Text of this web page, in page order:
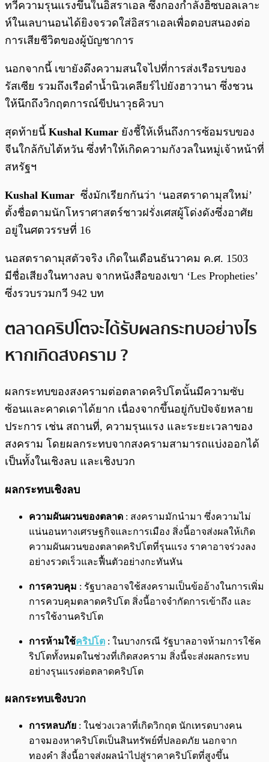
ทวีความรุนแรงขึ้นในอิสราเอล ซึ่งกองกำลังฮิซบอลเลาะ
ห์ในเลบานอนได้ยิงจรวดใส่อิสราเอลเพื่อตอบสนองต่อ
การเสียชีวิตของผู้บัญชาการ
นอกจากนี้ เขายังดึงความสนใจไปที่การส่งเรือรบของ
รัสเซีย รวมถึงเรือดำน้ำนิวเคลียร์ไปยังฮาวานา ซึ่งชวน
ให้นึกถึงวิกฤตการณ์ขีปนาวุธคิวบา
สุดท้ายนี้ Kushal Kumar ยังชี้ให้เห็นถึงการซ้อมรบของ
จีนใกล้กับไต้หวัน ซึ่งทำให้เกิดความกังวลในหมู่เจ้าหน้าที่
สหรัฐฯ
Kushal Kumar ซึ่งมักเรียกกันว่า ‘นอสตราดามุสใหม่’
ตั้งชื่อตามนักโหราศาสตร์ชาวฝรั่งเศสผู้โด่งดังซึ่งอาศัย
อยู่ในศตวรรษที่ 16
นอสตราดามุสตัวจริง เกิดในเดือนธันวาคม ค.ศ. 1503
มีชื่อเสียงในทางลบ จากหนังสือของเขา ‘Les Propheties’
ซึ่งรวบรวมกวี 942 บท
ตลาดคริปโตจะได้รับผลกระทบอย่างไร
หากเกิดสงคราม ?
ผลกระทบของสงครามต่อตลาดคริปโตนั้นมีความซับ
ซ้อนและคาดเดาได้ยาก เนื่องจากขึ้นอยู่กับปัจจัยหลาย
ประการ เช่น สถานที่, ความรุนแรง และระยะเวลาของ
สงคราม โดยผลกระทบจากสงครามสามารถแบ่งออกได้
เป็นทั้งในเชิงลบ และเชิงบวก
ผลกระทบเชิงลบ
ความผันผวนของตลาด : สงครามมักนำมา ซึ่งความไม่
แน่นอนทางเศรษฐกิจและการเมือง สิ่งนี้อาจส่งผลให้เกิด
ความผันผวนของตลาดคริปโตที่รุนแรง ราคาอาจร่วงลง
อย่างรวดเร็วและฟื้นตัวอย่างกะทันหัน
การควบคุม : รัฐบาลอาจใช้สงครามเป็นข้ออ้างในการเพิ่ม
การควบคุมตลาดคริปโต สิ่งนี้อาจจำกัดการเข้าถึง และ
การใช้งานคริปโต
การห้ามใช้คริปโต : ในบางกรณี รัฐบาลอาจห้ามการใช้ค
ริปโตทั้งหมดในช่วงที่เกิดสงคราม สิ่งนี้จะส่งผลกระทบ
อย่างรุนแรงต่อตลาดคริปโต
ผลกระทบเชิงบวก
การหลบภัย : ในช่วงเวลาที่เกิดวิกฤต นักเทรดบางคน
อาจมองหาคริปโตเป็นสินทรัพย์ที่ปลอดภัย นอกจาก
ทองคำ สิ่งนี้อาจส่งผลนำไปสู่ราคาคริปโตที่สูงขึ้น